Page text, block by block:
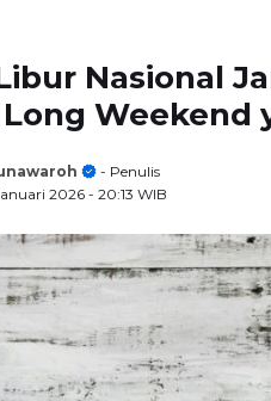
Nasional
Weekend
- Penulis
2026 - 20:13 WIB